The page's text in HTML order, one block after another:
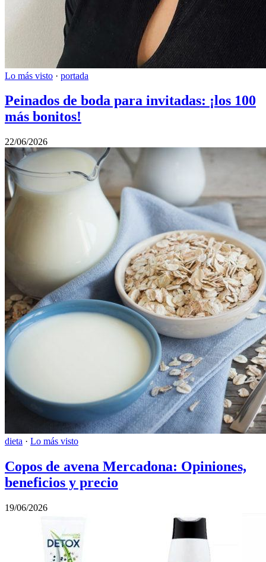
Lo más visto · portada
Peinados de boda para invitadas: ¡los 100
más bonitos!
22/06/2026
dieta · Lo más visto
Copos de avena Mercadona: Opiniones,
beneficios y precio
19/06/2026